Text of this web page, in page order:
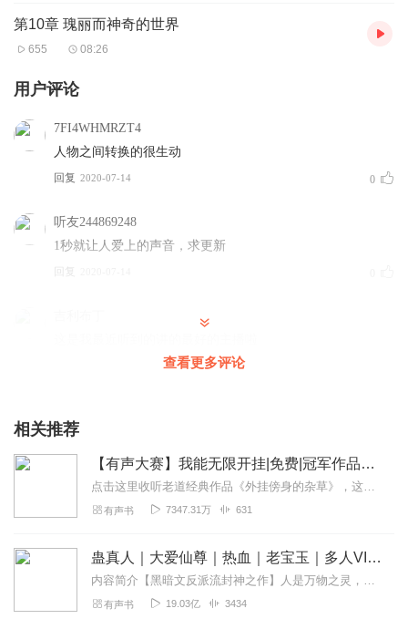
第10章 瑰丽而神奇的世界
655 08:26
用户评论
7FI4WHMRZT4
人物之间转换的很生动
回复 2020-07-14 0
听友244869248
1秒就让人爱上的声音，求更新
回复
哈哈，讲得太逗啦。不错不错。
2020-07-13
查看更多评论
相关推荐
【有声大赛】我能无限开挂|免费|冠军作品老道演播
点击这里收听老道经典作品《外挂傍身的杂草》，这一次，小草会一直都在！！本专辑为【2020喜马拉雅有声小说大赛】冠军作品，将会持续更新至完本。内容简介一代游戏王者...
有声书 7347.31万 631
蛊真人｜大爱仙尊｜热血｜老宝玉｜多人VIP免费有声剧
内容简介【黑暗文反派流封神之作】人是万物之灵，蛊是天地真精。一个穿越者不断重生的故事。一个养蛊、炼蛊、用蛊的奇特世界。配音组（男角色）老宝玉旁白...
有声书 19.03亿 3434